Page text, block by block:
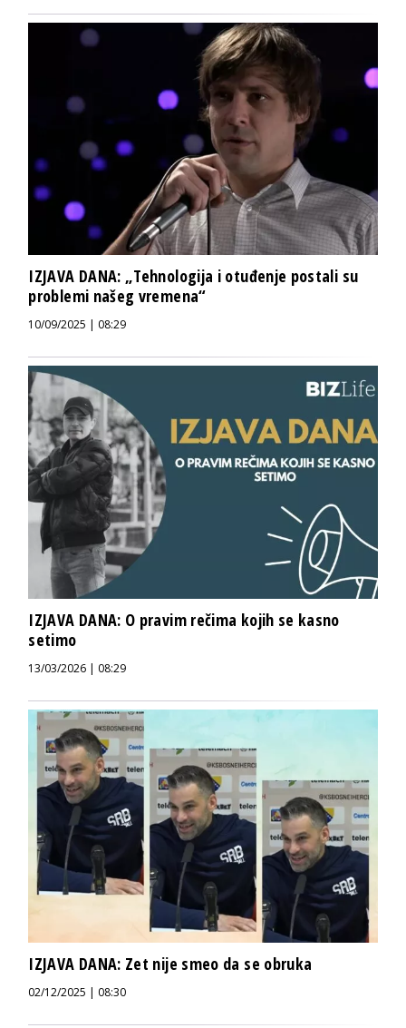
IZJAVA DANA: „Tehnologija i otuđenje postali su
problemi našeg vremena“
10/09/2025 | 08:29
IZJAVA DANA: O pravim rečima kojih se kasno
setimo
13/03/2026 | 08:29
IZJAVA DANA: Zet nije smeo da se obruka
02/12/2025 | 08:30